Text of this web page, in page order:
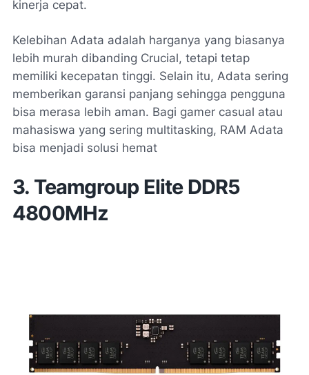
kinerja cepat.
Kelebihan Adata adalah harganya yang biasanya
lebih murah dibanding Crucial, tetapi tetap
memiliki kecepatan tinggi. Selain itu, Adata sering
memberikan garansi panjang sehingga pengguna
bisa merasa lebih aman. Bagi gamer casual atau
mahasiswa yang sering multitasking, RAM Adata
bisa menjadi solusi hemat
3. Teamgroup Elite DDR5
4800MHz